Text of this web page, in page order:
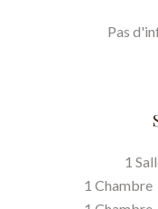
Pas
1
1 Chambre